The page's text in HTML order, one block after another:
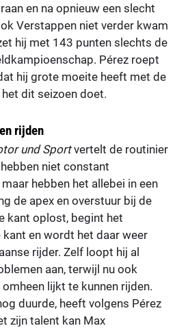
en na opnieuw een slecht
Verstappen niet verder kwam
hij met 143 punten slechts de
Pérez roept
hij grote moeite heeft met de
dit seizoen doet.
rijden
und Sportvertelt de routinier
niet constant
hebben het allebei in een
de apex en overstuur bij de
kant oplost, begint het
en wordt het daar weer
rijder. Zelf loopt hij al
aan, terwijl nu ook
lijkt te kunnen rijden.
duurde, heeft volgens Pérez
zijn talent kan Max